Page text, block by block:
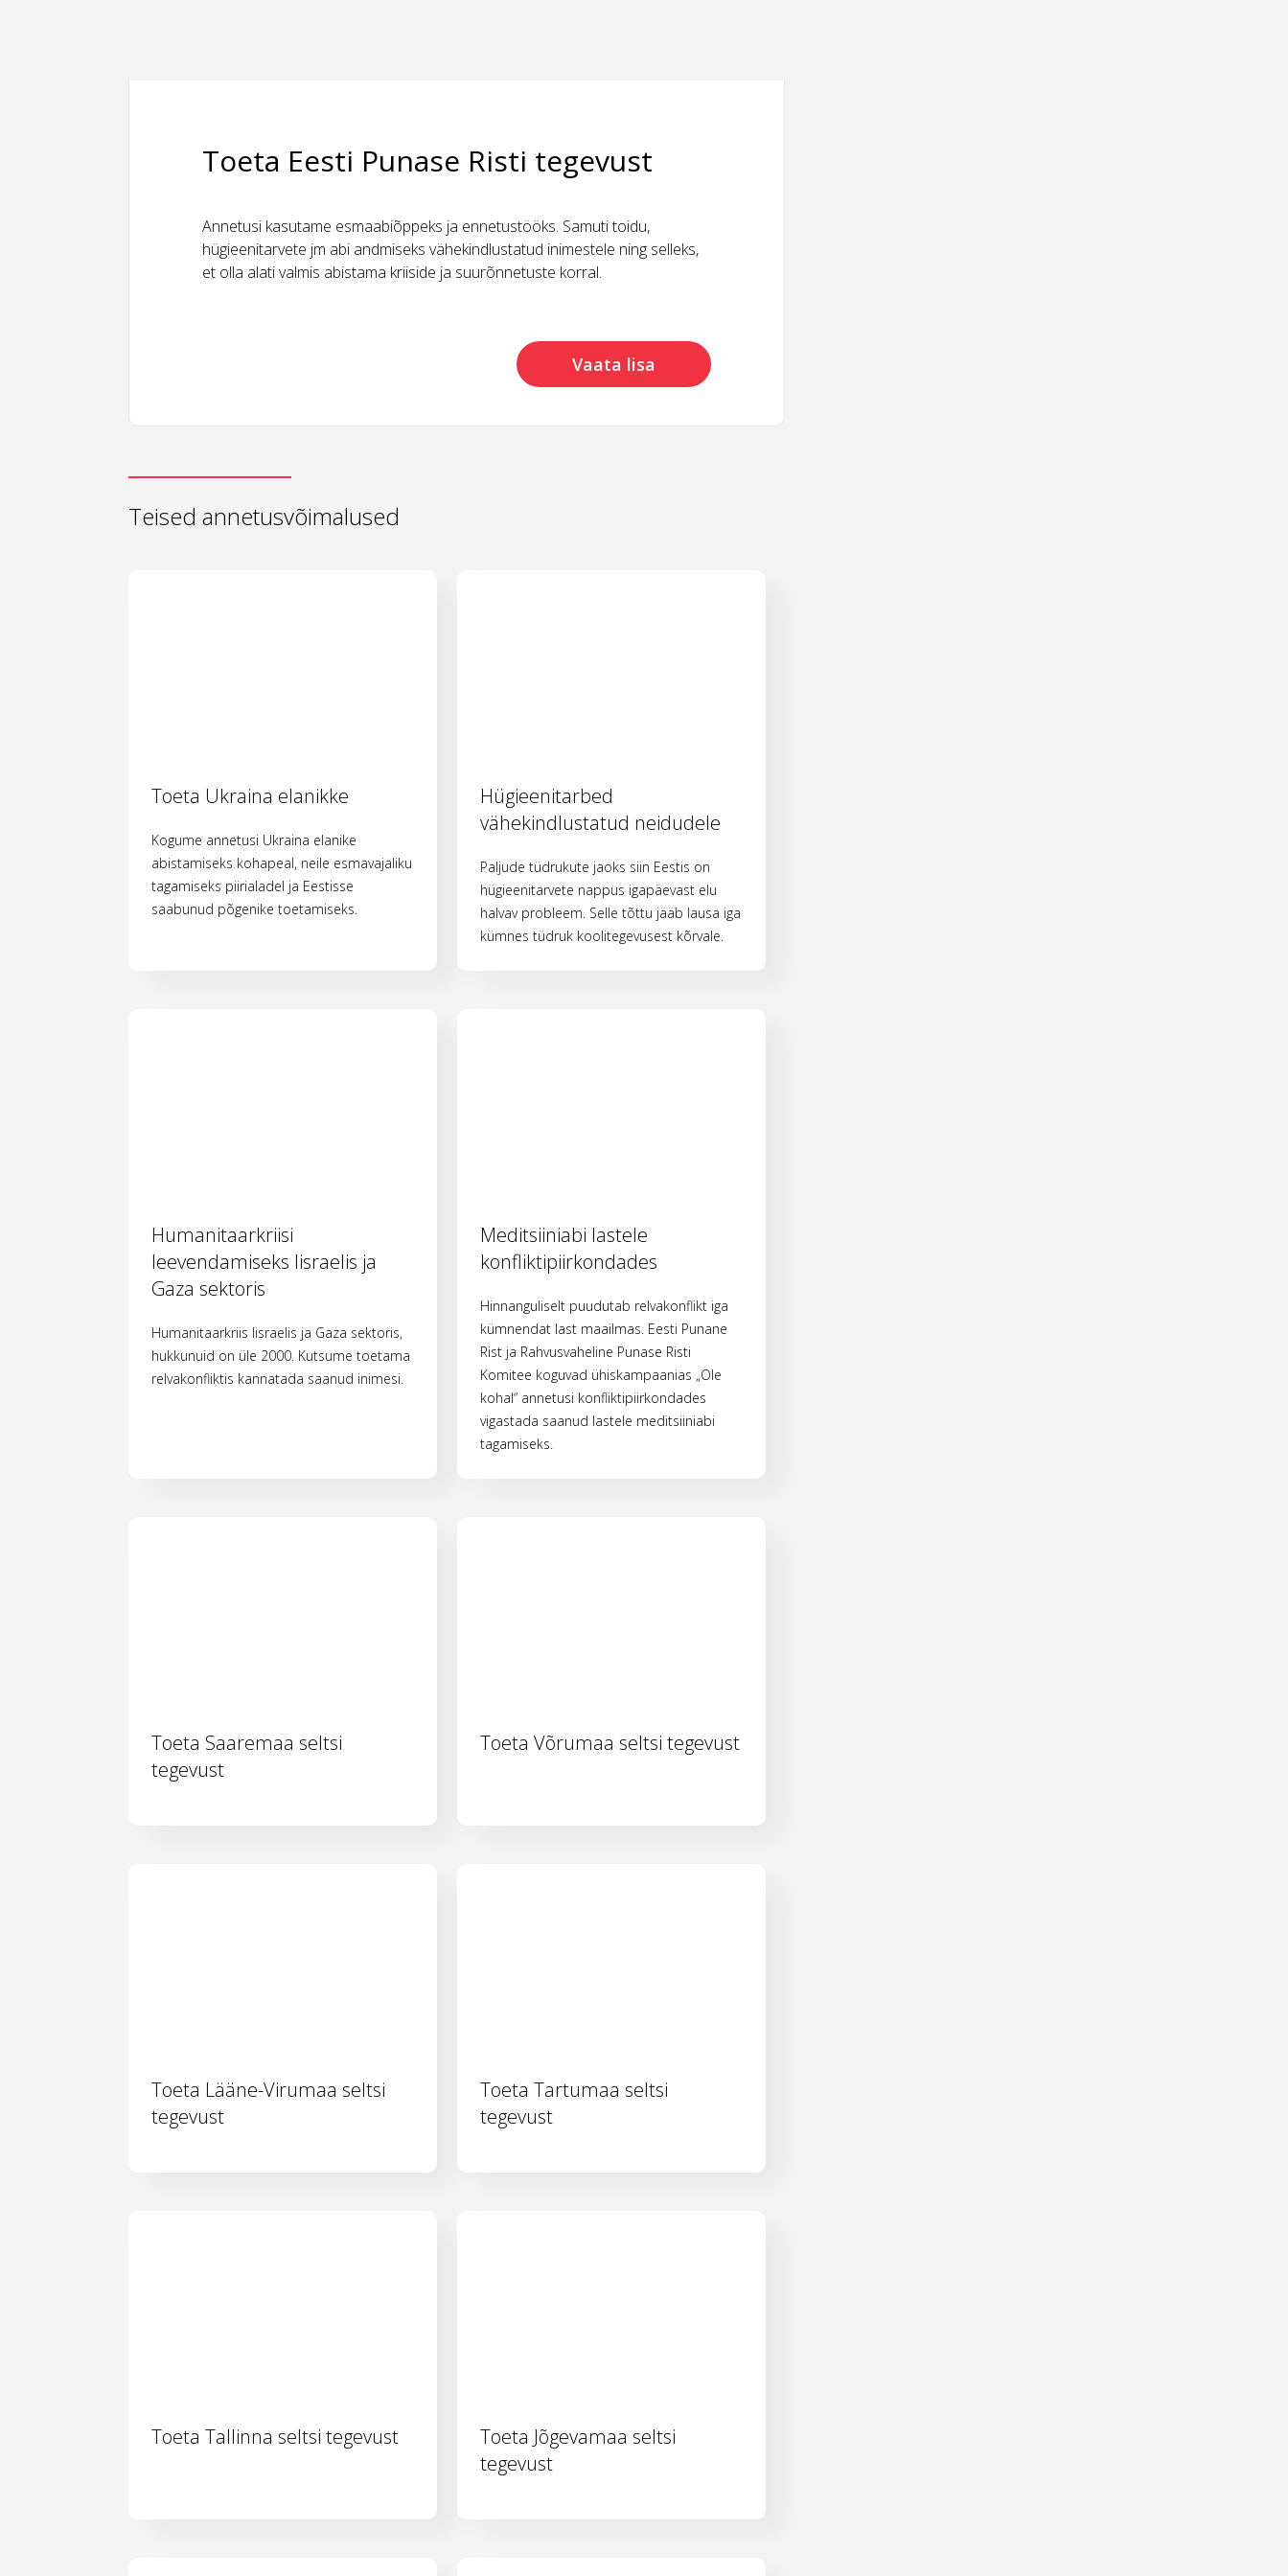
Toeta Eesti Punase Risti tegevust
Annetusi kasutame esmaabiõppeks ja ennetustööks. Samuti toidu,
hügieenitarvete jm abi andmiseks vähekindlustatud inimestele ning selleks,
et olla alati valmis abistama kriiside ja suurõnnetuste korral.
Vaata lisa
Teised annetusvõimalused
Toeta Ukraina elanikke
Kogume annetusi Ukraina elanike
abistamiseks kohapeal, neile esmavajaliku
tagamiseks piirialadel ja Eestisse
saabunud põgenike toetamiseks.
Hügieenitarbed
vähekindlustatud neidudele
Paljude tüdrukute jaoks siin Eestis on
hügieenitarvete nappus igapäevast elu
halvav probleem. Selle tõttu jääb lausa iga
kümnes tüdruk koolitegevusest kõrvale.
Humanitaarkriisi
leevendamiseks Iisraelis ja
Gaza sektoris
Humanitaarkriis Iisraelis ja Gaza sektoris,
hukkunuid on üle 2000. Kutsume toetama
relvakonfliktis kannatada saanud inimesi.
Meditsiiniabi lastele
konfliktipiirkondades
Hinnanguliselt puudutab relvakonflikt iga
kümnendat last maailmas. Eesti Punane
Rist ja Rahvusvaheline Punase Risti
Komitee koguvad ühiskampaanias „Ole
kohal“ annetusi konfliktipiirkondades
vigastada saanud lastele meditsiiniabi
tagamiseks.
Toeta Saaremaa seltsi
tegevust
Toeta Võrumaa seltsi tegevust
Toeta Lääne-Virumaa seltsi
tegevust
Toeta Tartumaa seltsi
tegevust
Toeta Tallinna seltsi tegevust
Toeta Jõgevamaa seltsi
tegevust